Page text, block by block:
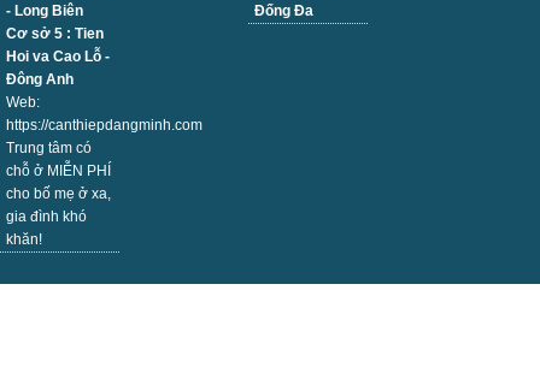
- Long Biên
Cơ sở 5 : Tien
Hoi va Cao Lỗ -
Đông Anh
Web:
https://canthiepdangminh.com
Trung tâm có
chỗ ở MIỄN PHÍ
cho bố mẹ ở xa,
gia đình khó
khăn!
Đống Đa